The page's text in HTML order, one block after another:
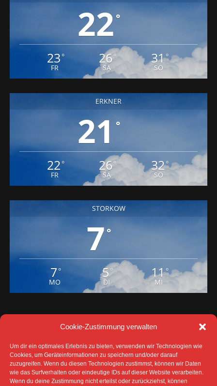
Cookie-Zustimmung verwalten
Um dir ein optimales Erlebnis zu bieten, verwenden wir Technologien wie
Cookies, um Geräteinformationen zu speichern und/oder darauf
zuzugreifen. Wenn du diesen Technologien zustimmst, können wir Daten
wie das Surfverhalten oder eindeutige IDs auf dieser Website verarbeiten.
Wenn du deine Zustimmung nicht erteilst oder zurückziehst, können
22 °
23 °
FR
26°
SA
31°
SO
ERKNER
21 °
22 °
FR
26°
SA
32°
SO
STORKOW
7°
7 °
MO
5°
DI
11°
MI